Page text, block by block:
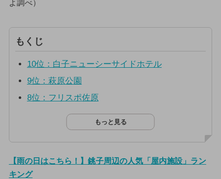
よ調べ）
もくじ
10位：白子ニューシーサイドホテル
9位：萩原公園
8位：フリスポ佐原
もっと見る
【雨の日はこちら！】銚子周辺の人気「屋内施設」ラン
キング